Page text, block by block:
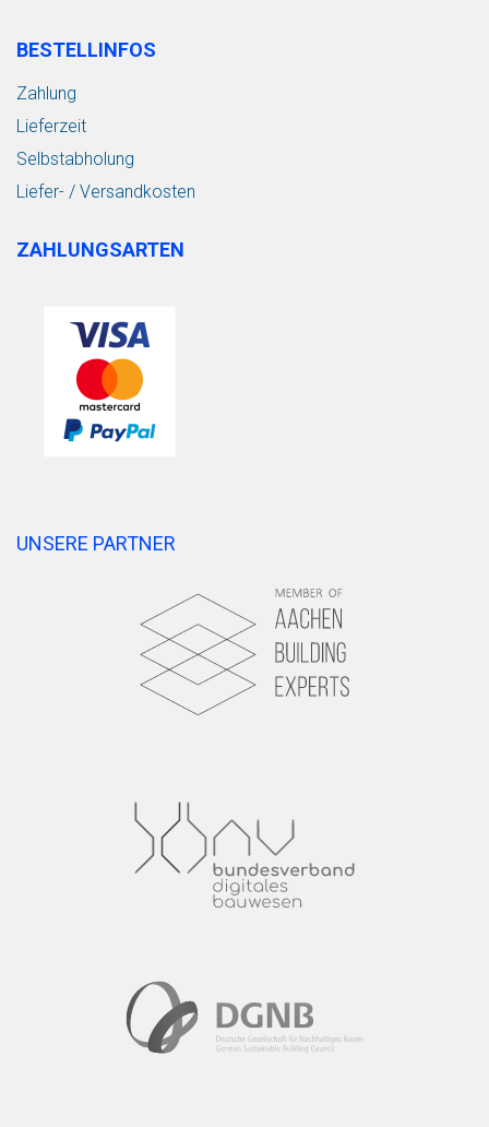
BESTELLINFOS
Zahlung
Lieferzeit
Selbstabholung
Liefer- / Versandkosten
ZAHLUNGSARTEN
UNSERE PARTNER